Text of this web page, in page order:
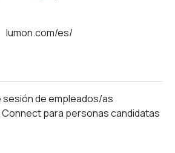
lumon.com/es/
sesión de empleados/as
Connect para personas candidatas